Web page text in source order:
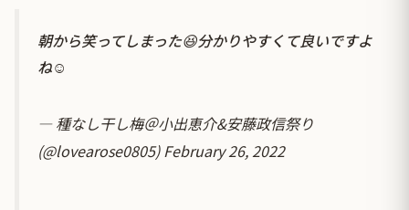
朝から笑ってしまった😆分かりやすくて良いですよ
ね☺️
— 種なし干し梅＠小出恵介&安藤政信祭り
(@lovearose0805)February 26, 2022